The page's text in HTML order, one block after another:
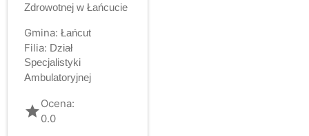
Zdrowotnej w Łańcucie
Gmina: Łańcut
Filia: Dział
Specjalistyki
Ambulatoryjnej
gradeOcena:
0.0